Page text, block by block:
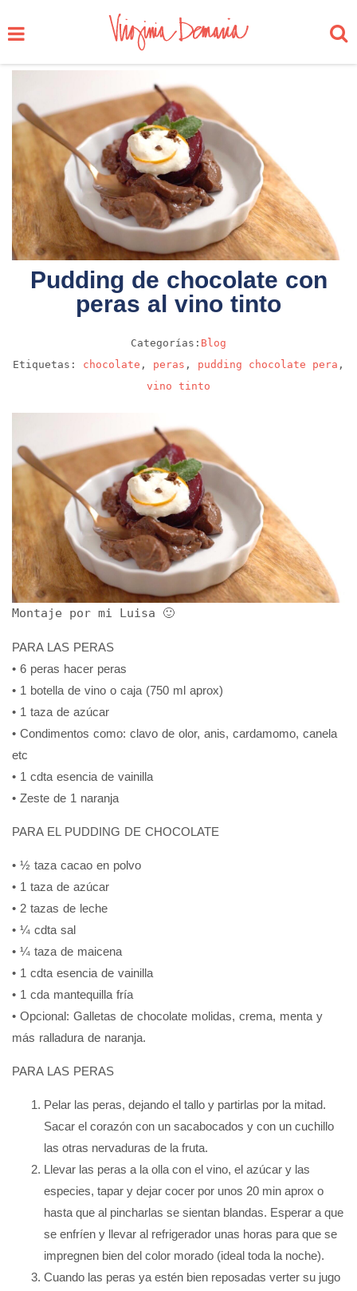
Pudding de chocolate con
peras al vino tinto
Categorías: Blog
Etiquetas: chocolate , peras , pudding chocolate pera ,
vino tinto
Montaje por mi Luisa 🙂
PARA LAS PERAS
• 6 peras hacer peras
• 1 botella de vino o caja (750 ml aprox)
• 1 taza de azúcar
• Condimentos como: clavo de olor, anis, cardamomo, canela
etc
• 1 cdta esencia de vainilla
• Zeste de 1 naranja
PARA EL PUDDING DE CHOCOLATE
• ½ taza cacao en polvo
• 1 taza de azúcar
• 2 tazas de leche
• ¼ cdta sal
• ¼ taza de maicena
• 1 cdta esencia de vainilla
• 1 cda mantequilla fría
• Opcional: Galletas de chocolate molidas, crema, menta y
más ralladura de naranja.
PARA LAS PERAS
Pelar las peras, dejando el tallo y partirlas por la mitad.
Sacar el corazón con un sacabocados y con un cuchillo
las otras nervaduras de la fruta.
Llevar las peras a la olla con el vino, el azúcar y las
especies, tapar y dejar cocer por unos 20 min aprox o
hasta que al pincharlas se sientan blandas. Esperar a que
se enfríen y llevar al refrigerador unas horas para que se
impregnen bien del color morado (ideal toda la noche).
Cuando las peras ya estén bien reposadas verter su jugo